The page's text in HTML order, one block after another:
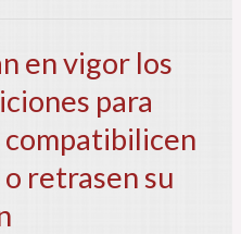
en vigor los
para
retrasen su